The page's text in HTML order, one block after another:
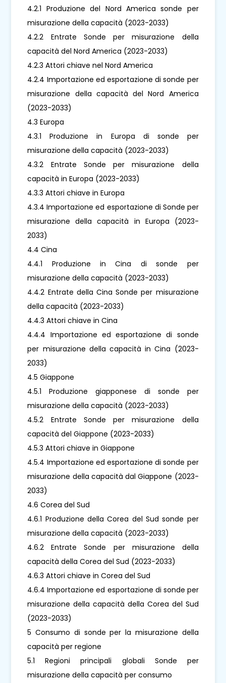
4.2.1 Produzione del Nord America sonde per
misurazione della capacità (2023-2033)
4.2.2 Entrate Sonde per misurazione della
capacità del Nord America (2023-2033)
4.2.3 Attori chiave nel Nord America
4.2.4 Importazione ed esportazione di sonde per
misurazione della capacità del Nord America
(2023-2033)
4.3 Europa
4.3.1 Produzione in Europa di sonde per
misurazione della capacità (2023-2033)
4.3.2 Entrate Sonde per misurazione della
capacità in Europa (2023-2033)
4.3.3 Attori chiave in Europa
4.3.4 Importazione ed esportazione di Sonde per
misurazione della capacità in Europa (2023-
2033)
4.4 Cina
4.4.1 Produzione in Cina di sonde per
misurazione della capacità (2023-2033)
4.4.2 Entrate della Cina Sonde per misurazione
della capacità (2023-2033)
4.4.3 Attori chiave in Cina
4.4.4 Importazione ed esportazione di sonde
per misurazione della capacità in Cina (2023-
2033)
4.5 Giappone
4.5.1 Produzione giapponese di sonde per
misurazione della capacità (2023-2033)
4.5.2 Entrate Sonde per misurazione della
capacità del Giappone (2023-2033)
4.5.3 Attori chiave in Giappone
4.5.4 Importazione ed esportazione di sonde per
misurazione della capacità dal Giappone (2023-
2033)
4.6 Corea del Sud
4.6.1 Produzione della Corea del Sud sonde per
misurazione della capacità (2023-2033)
4.6.2 Entrate Sonde per misurazione della
capacità della Corea del Sud (2023-2033)
4.6.3 Attori chiave in Corea del Sud
4.6.4 Importazione ed esportazione di sonde per
misurazione della capacità della Corea del Sud
(2023-2033)
5 Consumo di sonde per la misurazione della
capacità per regione
5.1 Regioni principali globali Sonde per
misurazione della capacità per consumo